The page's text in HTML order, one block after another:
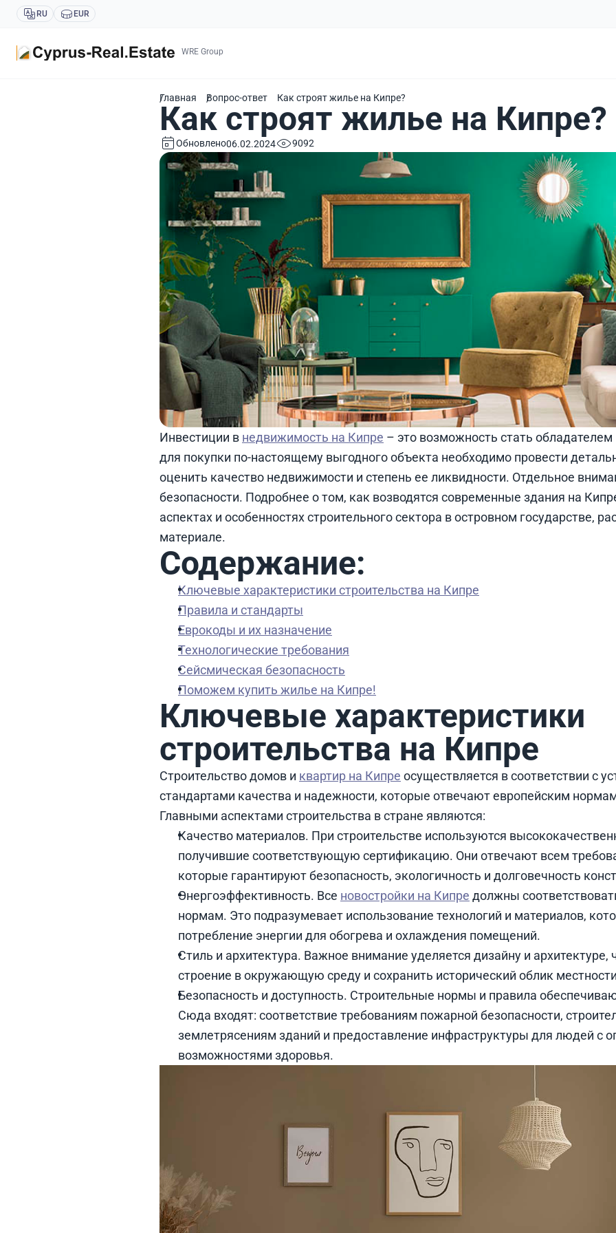
RU EUR
WRE Group
Главная Вопрос-ответ Как строят жилье на Кипре?
Как строят жилье на Кипре?
Обновлено06.02.2024 9092
Инвестиции в недвижимость на Кипре – это возможность стать
для покупки по-настоящему выгодного объекта необходимо провести
оценить качество недвижимости и степень ее ликвидности. Отдельное
безопасности. Подробнее о том, как возводятся современные здания на
аспектах и особенностях строительного сектора в островном государстве,
материале.
Содержание:
Ключевые характеристики строительства на Кипре
Правила и стандарты
Еврокоды и их назначение
Технологические требования
Сейсмическая безопасность
Поможем купить жилье на Кипре!
Ключевые характеристики
строительства на Кипре
Строительство домов и квартир на Кипре осуществляется в соответствии с
стандартами качества и надежности, которые отвечают европейским
Главными аспектами строительства в стране являются:
Качество материалов. При строительстве используются
получившие соответствующую сертификацию. Они отвечают всем
которые гарантируют безопасность, экологичность и долговечность
Энергоэффективность. Все новостройки на Кипре должны
нормам. Это подразумевает использование технологий и материалов,
потребление энергии для обогрева и охлаждения помещений.
Стиль и архитектура. Важное внимание уделяется дизайну и архитектуре,
строение в окружающую среду и сохранить исторический облик
Безопасность и доступность. Строительные нормы и правила
Сюда входят: соответствие требованиям пожарной безопасности,
землетрясениям зданий и предоставление инфраструктуры для людей с
возможностями здоровья.